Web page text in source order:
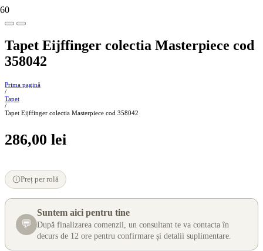
Tapet Eijffinger colectia Masterpiece cod
358042
Prima pagină
/
Tapet
/
Tapet Eijffinger colectia Masterpiece cod 358042
286,00 lei
Preț per rolă
💬
Suntem aici pentru tine
După finalizarea comenzii, un consultant te va contacta în
decurs de 12 ore pentru confirmare și detalii suplimentare.